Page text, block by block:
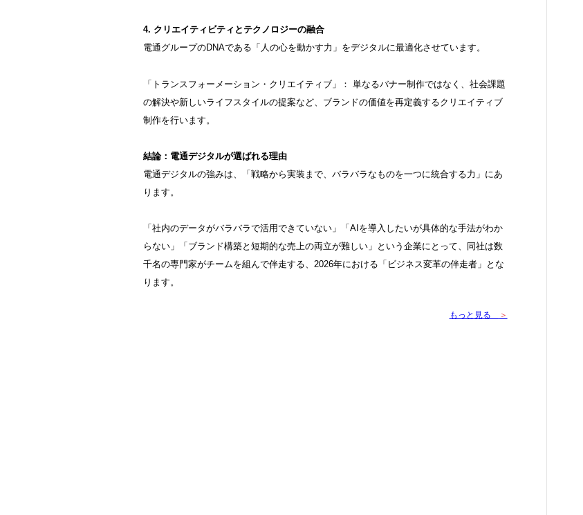
4. クリエイティビティとテクノロジーの融合
電通グループのDNAである「人の心を動かす力」をデジタルに最適化させています。
「トランスフォーメーション・クリエイティブ」： 単なるバナー制作ではなく、社会課題
の解決や新しいライフスタイルの提案など、ブランドの価値を再定義するクリエイティブ
制作を行います。
結論：電通デジタルが選ばれる理由
電通デジタルの強みは、「戦略から実装まで、バラバラなものを一つに統合する力」にあ
ります。
「社内のデータがバラバラで活用できていない」「AIを導入したいが具体的な手法がわか
らない」「ブランド構築と短期的な売上の両立が難しい」という企業にとって、同社は数
千名の専門家がチームを組んで伴走する、2026年における「ビジネス変革の伴走者」とな
ります。
もっと見る ＞